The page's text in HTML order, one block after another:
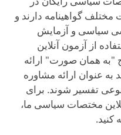
گواهینامه دارند و
سیاسی و آزمایش
از آزمون آنلاین
"به همان صورت" ارائه
به عنوان ارائه مشاوره
تفسیر شوند. برای
مختصات سیاسی ما،
کنید.